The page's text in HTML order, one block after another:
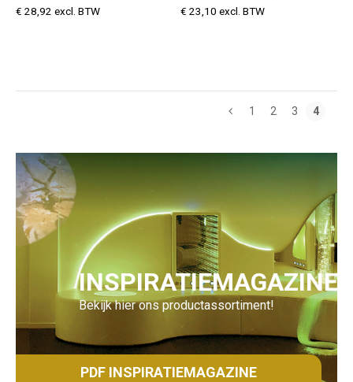
€ 28,92 excl. BTW € 23,10 excl. BTW
1 2 3 4
INSPIRATIEMAGAZINE
Bekijk hier ons productassortiment!
PDF INSPIRATIEMAGAZINE